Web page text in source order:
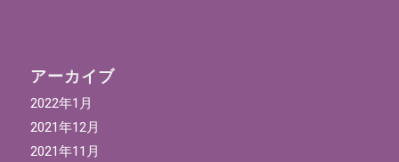
アーカイブ
2022年1月
2021年12月
2021年11月